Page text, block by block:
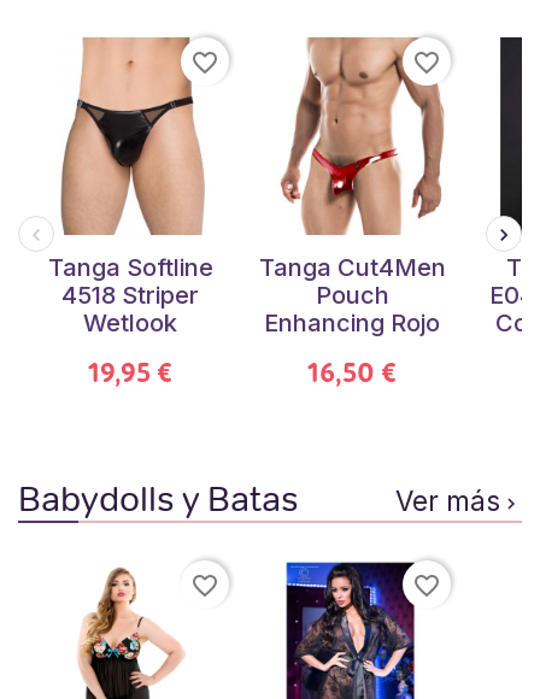
Tanga Softline
4518 Striper
Wetlook
19,95 €
favorite_border
Tanga Cut4Men
Pouch
Enhancing Rojo
16,50 €
favorite_border
Babydolls y Batas Ver más 
favorite_border favorite_border